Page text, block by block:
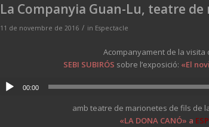
La Companyia Guan-Lu, teatre
11 de novembre de 2016 / in Espectacle
Acompanyament de la visita
SEBI SUBIRÓS sobre l’exposició: «El
00:00
amb teatre de marionetes de fils de
«LA DONA CANÓ» a